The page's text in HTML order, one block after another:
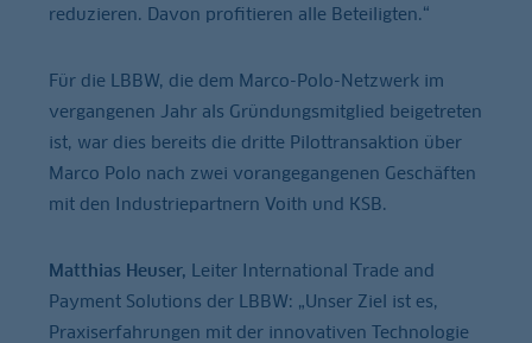
reduzieren. Davon profitieren alle Beteiligten.“
Für die LBBW, die dem Marco-Polo-Netzwerk im
vergangenen Jahr als Gründungsmitglied beigetreten
ist, war dies bereits die dritte Pilottransaktion über
Marco Polo nach zwei vorangegangenen Geschäften
mit den Industriepartnern Voith und KSB.
Matthias Heuser, Leiter International Trade and
Payment Solutions der LBBW: „Unser Ziel ist es,
Praxiserfahrungen mit der innovativen Technologie